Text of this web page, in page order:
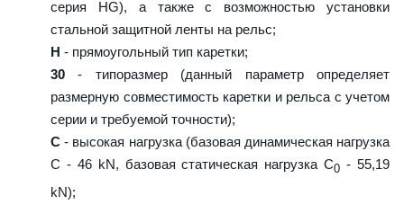
серия HG), а также с возможностью установки
стальной защитной ленты на рельс;
H - прямоугольный тип каретки;
30 - типоразмер (данный параметр определяет
размерную совместимость каретки и рельса с учетом
серии и требуемой точности);
C - высокая нагрузка (базовая динамическая нагрузка
C - 46 kN, базовая статическая нагрузка С0 - 55,19
kN);